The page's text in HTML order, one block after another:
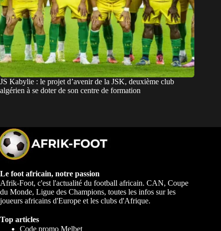
JS Kabylie : le projet d’avenir de la JSK, deuxième club
algérien à se doter de son centre de formation
Le foot africain, notre passion
Afrik-Foot, c'est l'actualité du football africain. CAN, Coupe
du Monde, Ligue des Champions, toutes les infos sur les
joueurs africains d'Europe et les clubs d'Afrique.
Top articles
Code promo Melbet